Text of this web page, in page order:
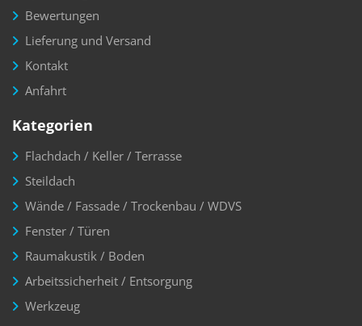
Bewertungen
Lieferung und Versand
Kontakt
Anfahrt
Kategorien
Flachdach / Keller / Terrasse
Steildach
Wände / Fassade / Trockenbau / WDVS
Fenster / Türen
Raumakustik / Boden
Arbeitssicherheit / Entsorgung
Werkzeug